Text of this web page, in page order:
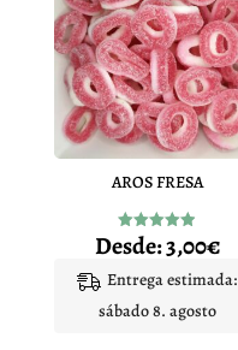
AROS FRESA
Valorado
con
de 5
Desde:3,00€
Entrega estimada:
sábado 8. agosto